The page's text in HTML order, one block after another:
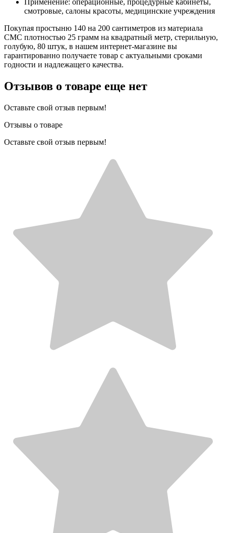
смотровые, салоны красоты, медицинские учреждения
Покупая простыню 140 на 200 сантиметров из материала
СМС плотностью 25 грамм на квадратный метр, стерильную,
голубую, 80 штук, в нашем интернет-магазине вы
гарантированно получаете товар с актуальными сроками
годности и надлежащего качества.
Отзывов о товаре еще нет
Оставьте свой отзыв первым!
Отзывы о товаре
Оставьте свой отзыв первым!